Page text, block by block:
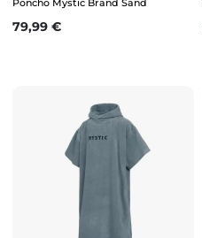
Poncho Mystic Brand Sand
Prix
79,99 €